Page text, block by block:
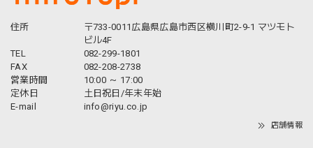
住所
〒733-0011広島県広島市西区横川町2-9-1 マツモト
ビル4F
TEL
082-299-1801
FAX
082-208-2738
営業時間
10:00 ～ 17:00
定休日
土日祝日/年末年始
E-mail
info@riyu.co.jp
店舗情報